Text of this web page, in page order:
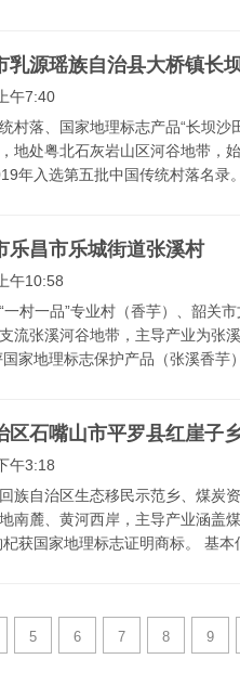
乳源瑶族自治县大桥镇长
午7:40
村落、国家地理标志产品“长坝
地处粤北石灰岩山区河谷地带，
年入选第五批中国传统村落名录
乐昌市乐城街道张溪村
午10:58
一村一品”专业村（香芋）、韶关
流张溪河谷地带，主导产业为张
家地理标志保护产品（张溪香芋
区石嘴山市平罗县红崖子
午3:18
族自治区生态移民示范乡、煤炭
南麓、黄河西岸，主导产业涵盖
获国家地理标志证明商标。 基本
5 6 7 8 9